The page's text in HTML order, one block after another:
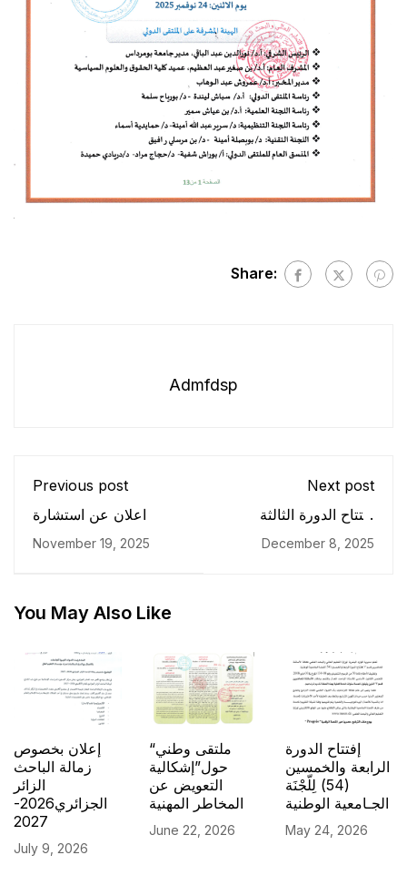
Share:
Admfdsp
Previous post
اعلان عن استشارة
November 19, 2025
Next post
افتتاح الدورة الثالثة
الجامعية الوطنية
December 8, 2025
You May Also Like
إعلان بخصوص
زمالة الباحث
الزائر
الجزائري2026-
2027
July 9, 2026
“ملتقى وطني
حول”إشكالية
التعويض عن
المخاطر المهنية
June 22, 2026
إفتتاح الدورة
الرابعة والخمسين
(54) لِلّجْنَة
الجـامعية الوطنية
May 24, 2026